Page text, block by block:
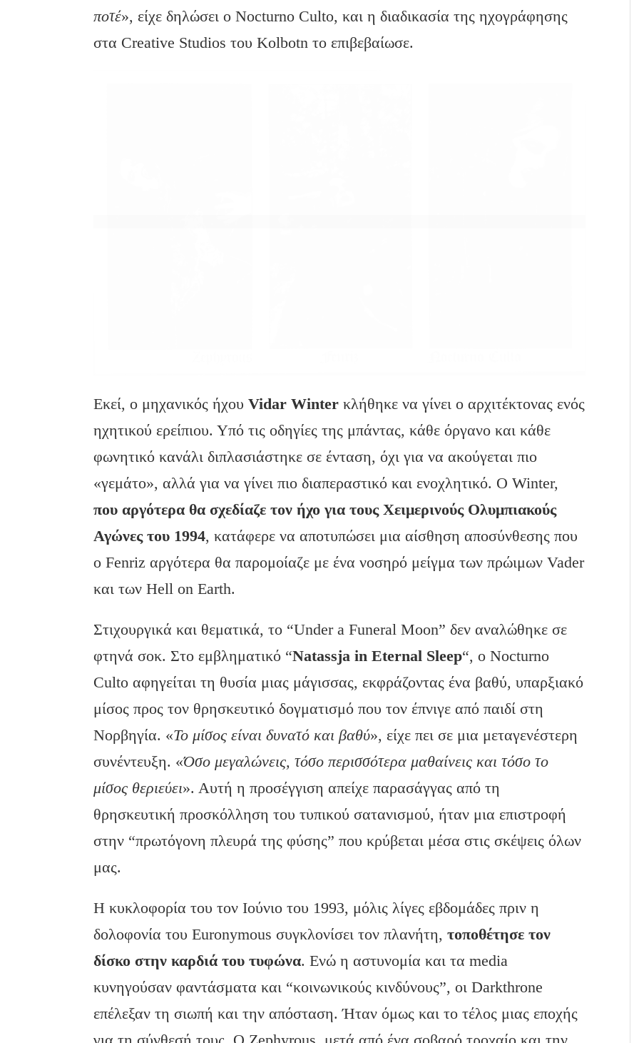
ποτέ», είχε δηλώσει ο Nocturno Culto, και η διαδικασία της ηχογράφησης
στα Creative Studios του Kolbotn το επιβεβαίωσε.
Εκεί, ο μηχανικός ήχουVidar Winter κλήθηκε να γίνει ο αρχιτέκτονας ενός
ηχητικού ερείπιου. Υπό τις οδηγίες της μπάντας, κάθε όργανο και κάθε
φωνητικό κανάλι διπλασιάστηκε σε ένταση, όχι για να ακούγεται πιο
«γεμάτο», αλλά για να γίνει πιο διαπεραστικό και ενοχλητικό. Ο Winter,
που αργότερα θα σχεδίαζε τον ήχο για τους Χειμερινούς Ολυμπιακούς
Αγώνες του 1994, κατάφερε να αποτυπώσει μια αίσθηση αποσύνθεσης που
ο Fenriz αργότερα θα παρομοίαζε με ένα νοσηρό μείγμα των πρώιμων Vader
και των Hell on Earth.
Στιχουργικά και θεματικά, το “Under a Funeral Moon” δεν αναλώθηκε σε
φτηνά σοκ. Στο εμβληματικό “Natassja in Eternal Sleep“, ο Nocturno
Culto αφηγείται τη θυσία μιας μάγισσας, εκφράζοντας ένα βαθύ, υπαρξιακό
μίσος προς τον θρησκευτικό δογματισμό που τον έπνιγε από παιδί στη
Νορβηγία. «Το μίσος είναι δυνατό και βαθύ», είχε πει σε μια μεταγενέστερη
συνέντευξη. «Όσο μεγαλώνεις, τόσο περισσότερα μαθαίνεις και τόσο το
μίσος θεριεύει». Αυτή η προσέγγιση απείχε παρασάγγας από τη
θρησκευτική προσκόλληση του τυπικού σατανισμού, ήταν μια επιστροφή
στην “πρωτόγονη πλευρά της φύσης” που κρύβεται μέσα στις σκέψεις όλων
μας.
Η κυκλοφορία του τον Ιούνιο του 1993, μόλις λίγες εβδομάδες πριν η
δολοφονία του Euronymous συγκλονίσει τον πλανήτη,τοποθέτησε τον
δίσκο στην καρδιά του τυφώνα. Ενώ η αστυνομία και τα media
κυνηγούσαν φαντάσματα και “κοινωνικούς κινδύνους”, οι Darkthrone
επέλεξαν τη σιωπή και την απόσταση. Ήταν όμως και το τέλος μιας εποχής